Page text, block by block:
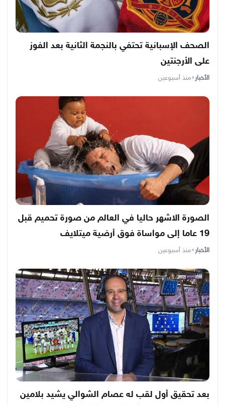
الصحف الإسبانية تحتفي بالنجمة الثانية بعد الفوز
على الأرجنتين
الأخبار•منذ أسبوعين
الصورة الاشهر حاليا في العالم من صورة تحميم قبل
19 عاما إلى مواساة فوق أرضية ميتلايف
الأخبار•منذ أسبوعين
بعد تحقيق أول لقب له عصام الشوالي يشيد بلامين